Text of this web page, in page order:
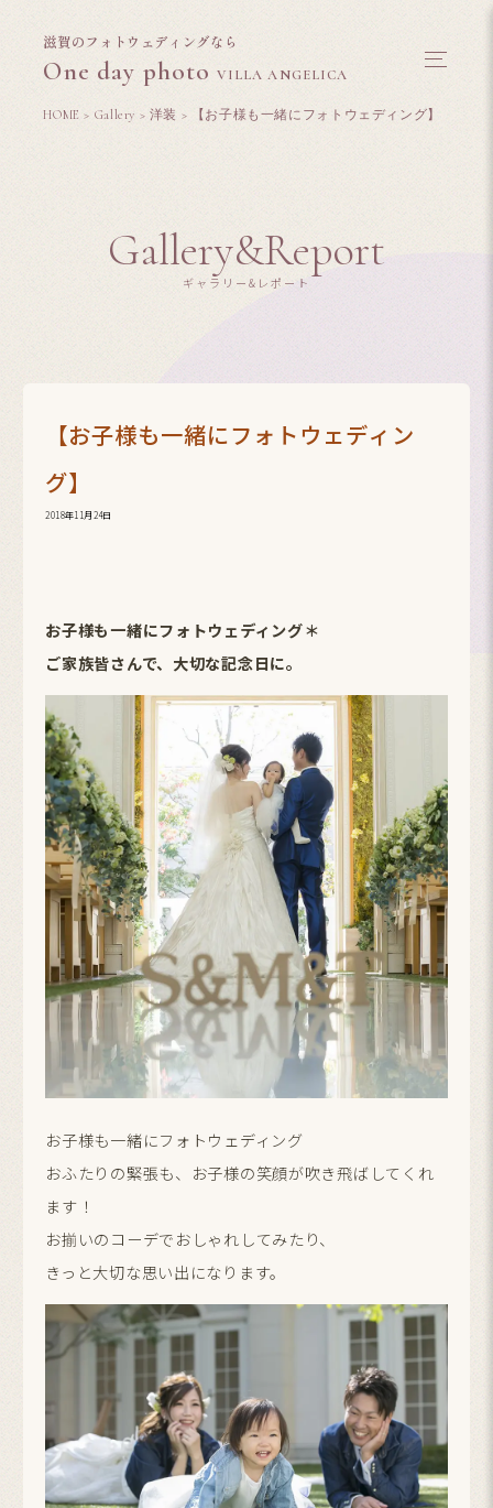
滋賀のフォトウェディングなら
One day photoVILLA ANGELICA
HOME > Gallery > 洋装 > 【お子様も一緒にフォトウェディング】
Gallery&Report
ギャラリー&レポート
【お子様も一緒にフォトウェディン
グ】
2018年11月24日
お子様も一緒にフォトウェディング＊
ご家族皆さんで、大切な記念日に。
お子様も一緒にフォトウェディング
おふたりの緊張も、お子様の笑顔が吹き飛ばしてくれ
ます！
お揃いのコーデでおしゃれしてみたり、
きっと大切な思い出になります。